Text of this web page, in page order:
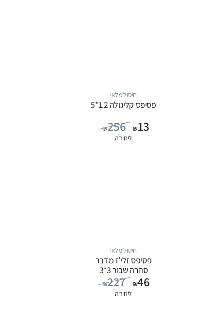
חיסול מלאי
פסיפס קליגולה 1.2*5
₪256 ₪13
ליחידה
חיסול מלאי
פסיפס זלי’ז מדבר
סהרה שבור 3*3
₪227 ₪46
ליחידה